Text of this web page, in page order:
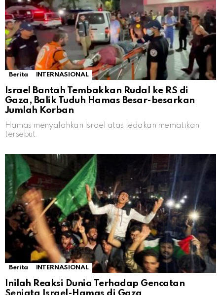
Berita INTERNASIONAL
Israel Bantah Tembakkan Rudal ke RS di
Gaza, Balik Tuduh Hamas Besar-besarkan
Jumlah Korban
Hamas menyalahkan Israel atas ledakan mematikan
tersebut.
Berita INTERNASIONAL
Inilah Reaksi Dunia Terhadap Gencatan